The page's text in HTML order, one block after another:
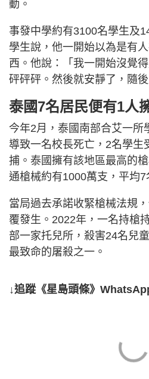
動。
事發中學約有3100名學生及
學生說，他一開始以為是有
西。他說：「我一開始沒覺
砰砰砰。然後就安靜了，隨後
泰國7名居民便有1人
今年2月，泰國南部合艾一所
導致一名校長死亡，2名學生
捕。泰國擁有該地區最高的
通槍械約有1000萬支，平均7
當局過去承諾收緊槍械法規
覆發生。2022年，一名持槍
部一家托兒所，殺害24名兒
最致命的屠殺之一。
↓追蹤《星島頭條》